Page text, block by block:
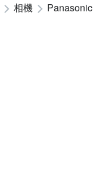
相機 Panasonic